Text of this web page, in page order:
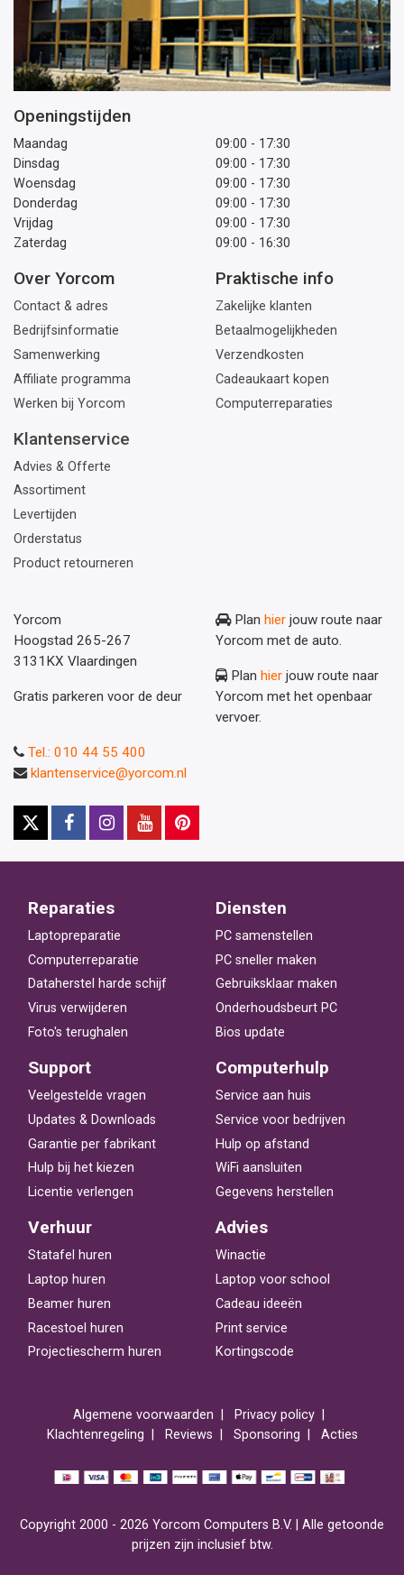
Openingstijden
Maandag
09:00 - 17:30
Dinsdag
09:00 - 17:30
Woensdag
09:00 - 17:30
Donderdag
09:00 - 17:30
Vrijdag
09:00 - 17:30
Zaterdag
09:00 - 16:30
Over Yorcom
Contact & adres
Bedrijfsinformatie
Samenwerking
Affiliate programma
Werken bij Yorcom
Praktische info
Zakelijke klanten
Betaalmogelijkheden
Verzendkosten
Cadeaukaart kopen
Computerreparaties
Klantenservice
Advies & Offerte
Assortiment
Levertijden
Orderstatus
Product retourneren
Yorcom
Hoogstad 265-267
3131KX Vlaardingen
Gratis parkeren voor de deur
Plan hier jouw route naar
Yorcom met de auto.
Plan hier jouw route naar
Yorcom met het openbaar
vervoer.
Tel.: 010 44 55 400
klantenservice@yorcom.nl
Reparaties
Laptopreparatie
Computerreparatie
Dataherstel harde schijf
Virus verwijderen
Foto's terughalen
Diensten
PC samenstellen
PC sneller maken
Gebruiksklaar maken
Onderhoudsbeurt PC
Bios update
Support
Veelgestelde vragen
Updates & Downloads
Garantie per fabrikant
Hulp bij het kiezen
Licentie verlengen
Computerhulp
Service aan huis
Service voor bedrijven
Hulp op afstand
WiFi aansluiten
Gegevens herstellen
Verhuur
Statafel huren
Laptop huren
Beamer huren
Racestoel huren
Projectiescherm huren
Advies
Winactie
Laptop voor school
Cadeau ideeën
Print service
Kortingscode
Algemene voorwaarden
Privacy policy
Klachtenregeling
Reviews Sponsoring Acties
Copyright 2000 - 2026 Yorcom Computers B.V. | Alle getoonde
prijzen zijn inclusief btw.